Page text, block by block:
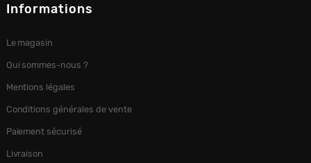
Informations
Le magasin
Qui sommes-nous ?
Mentions légales
Conditions générales de vente
Paiement sécurisé
Livraison